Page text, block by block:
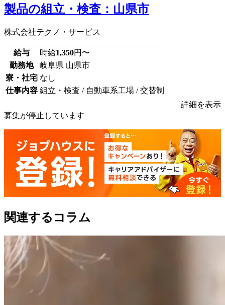
製品の組立・検査：山県市
株式会社テクノ・サービス
給与 時給1,350円〜
勤務地
岐阜県 山県市
寮・社宅 なし
仕事内容 組立・検査 / 自動車系工場 / 交替制
詳細を表示
募集が停止しています
関連するコラム